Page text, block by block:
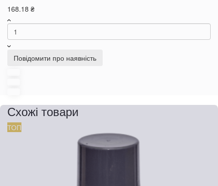
168.18 ₴
Повідомити про наявність
Схожі товари
ТОП